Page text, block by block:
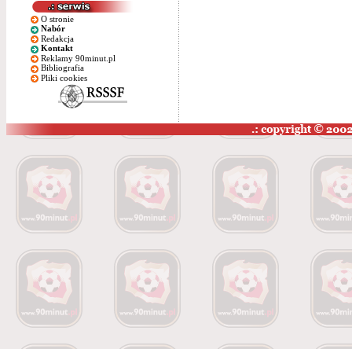
O stronie
Nabór
Redakcja
Kontakt
Reklamy 90minut.pl
Bibliografia
Pliki cookies